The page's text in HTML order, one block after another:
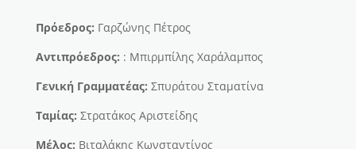
Πρόεδρος: Γαρζώνης Πέτρος
Αντιπρόεδρος: : Μπιρμπίλης Χαράλαμπος
Γενική Γραμματέας: Σπυράτου Σταματίνα
Ταμίας: Στρατάκος Αριστείδης
Μέλος: Βιταλάκης Κωνσταντίνος